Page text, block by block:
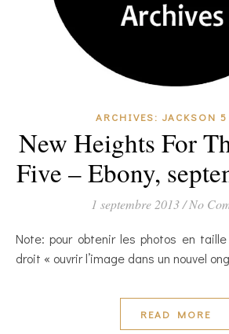
ARCHIVES: JACKSON
New Heights For
Five – Ebony,
1 septembre 2013/ No
Note: pour obtenir les photos en taille réelle, un petit clic
droit « ouvrir l’image dans un nouvel
READ MORE